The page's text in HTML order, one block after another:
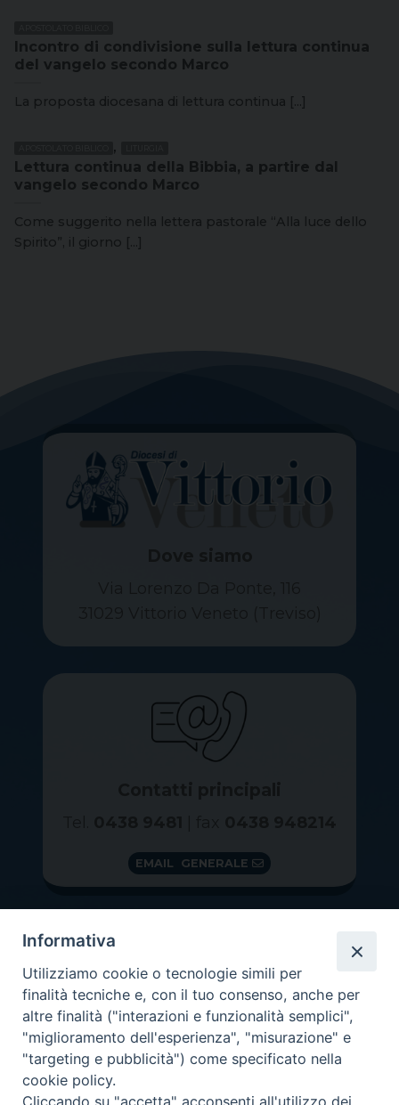
Incontro di condivisione sulla lettura continua
del vangelo secondo Marco
La proposta diocesana di lettura continua [...]
,
Lettura continua della Bibbia, a partire dal
vangelo secondo Marco
Come suggerito nella lettera pastorale “Alla luce dello
Spirito”, il giorno [...]
EMAIL GENERALE
GRAZIE PER IL TUO AIUTO
Insieme per la Diocesi
Informativa
Utilizziamo cookie o tecnologie simili per
finalità tecniche e, con il tuo consenso, anche per
altre finalità ("interazioni e funzionalità semplici",
"miglioramento dell'esperienza", "misurazione" e
"targeting e pubblicità") come specificato nella
cookie policy.